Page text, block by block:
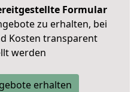
Formular
zu erhalten, bei
Kosten transparent
werden
erhalten